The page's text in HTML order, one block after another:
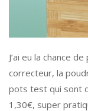
J’ai eu la chance
correcteur, la
pots test qui sont
1,30€, super